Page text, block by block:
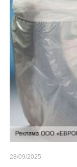
28/09/2025